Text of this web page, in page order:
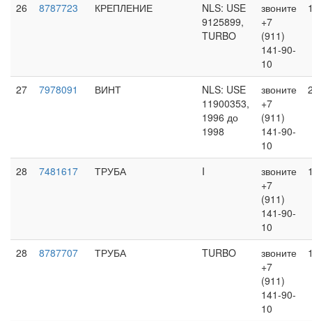
26 8787723 КРЕПЛЕНИЕ
NLS: USE
9125899,
TURBO
звоните
+7
(911)
141-90-
10
27 7978091 ВИНТ
NLS: USE
11900353,
1996 до
1998
звоните
+7
(911)
141-90-
10
28 7481617 ТРУБА I
звоните
+7
(911)
141-90-
10
28 8787707 ТРУБА TURBO
звоните
+7
(911)
141-90-
10